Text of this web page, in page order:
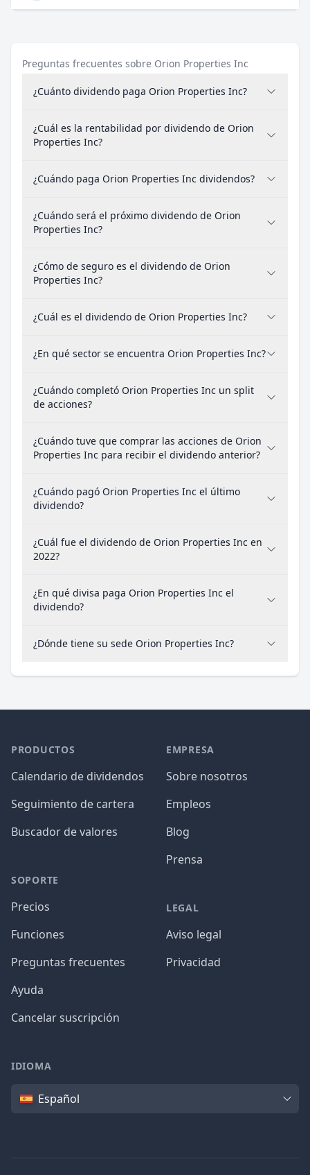
Preguntas frecuentes sobre Orion Properties Inc
¿Cuánto dividendo paga Orion Properties Inc?
¿Cuál es la rentabilidad por dividendo de Orion
Properties Inc?
¿Cuándo paga Orion Properties Inc dividendos?
¿Cuándo será el próximo dividendo de Orion
Properties Inc?
¿Cómo de seguro es el dividendo de Orion
Properties Inc?
¿Cuál es el dividendo de Orion Properties Inc?
¿En qué sector se encuentra Orion Properties Inc?
¿Cuándo completó Orion Properties Inc un split
de acciones?
¿Cuándo tuve que comprar las acciones de Orion
Properties Inc para recibir el dividendo anterior?
¿Cuándo pagó Orion Properties Inc el último
dividendo?
¿Cuál fue el dividendo de Orion Properties Inc en
2022?
¿En qué divisa paga Orion Properties Inc el
dividendo?
¿Dónde tiene su sede Orion Properties Inc?
PRODUCTOS
Calendario de dividendos
Seguimiento de cartera
Buscador de valores
SOPORTE
Precios
Funciones
Preguntas frecuentes
Ayuda
Cancelar suscripción
EMPRESA
Sobre nosotros
Empleos
Blog
Prensa
LEGAL
Aviso legal
Privacidad
IDIOMA
IdiomaEspañol